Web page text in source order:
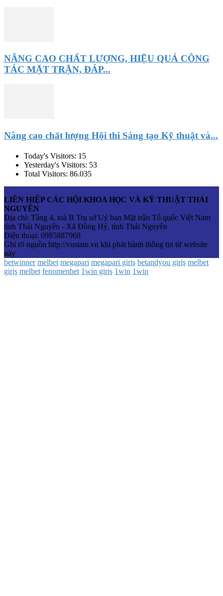
NÂNG CAO CHẤT LƯỢNG, HIỆU QUẢ CÔNG
TÁC MẶT TRẬN, ĐÁP...
Nâng cao chất lượng Hội thi Sáng tạo Kỹ thuật và...
Today's Visitors: 15
Yesterday's Visitors: 53
Total Visitors: 86.035
LIÊN HIỆP CÁC HỘI KHOA HỌC VÀ KỸ THUẬT THÁI
NGUYÊN
Địa chỉ: Tầng 4, toà B Trụ sở Uỷ ban Mặt trận Tổ quốc Việt Nam
tỉnh Thái Nguyên - Xã Đồng Hỷ, tỉnh Thái Nguyên
Điện thoại: 0985887968
Ghi rõ nguồn http://vustatn.vn khi phát hành thông tin từ website
này
betwinner melbet megapari megapari giriş betandyou giriş melbet
giriş melbet fenomenbet 1win giriş 1win 1win